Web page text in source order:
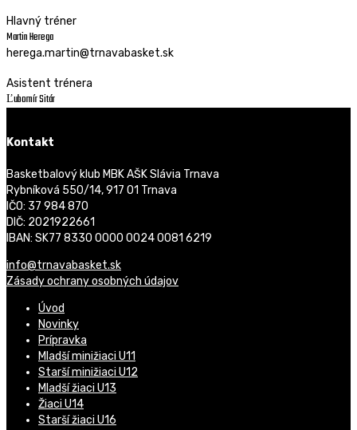
Hlavný tréner
Martin Herega
herega.martin@trnavabasket.sk
Asistent trénera
Ľubomír Sitár
Kontakt
Basketbalový klub MBK AŠK Slávia Trnava
Rybníková 550/14, 917 01 Trnava
IČO: 37 984 870
DIČ: 2021922661
IBAN: SK77 8330 0000 0024 0081 6219
info@trnavabasket.sk
Zásady ochrany osobných údajov
Úvod
Novinky
Prípravka
Mladší minižiaci U11
Starší minižiaci U12
Mladší žiaci U13
Žiaci U14
Starší žiaci U16